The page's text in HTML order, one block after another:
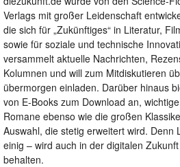
Verlags mit großer Leidenschaft
die sich für „Zukünftiges“ in Literatur,
sowie für soziale und technische
versammelt aktuelle Nachrichten,
Kolumnen und will zum Mitdiskutieren
übermorgen einladen. Darüber hinaus
von E-Books zum Download an,
Romane ebenso wie die großen
Auswahl, die stetig erweitert wird. Denn
einig – wird auch in der digitalen
behalten.